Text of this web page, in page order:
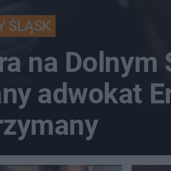
ŚLĄSK
na Dolnym
adwokat